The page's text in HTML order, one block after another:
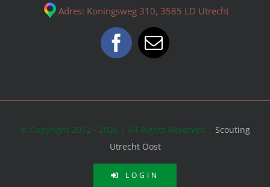
Adres: Koningsweg 310, 3585 LD Utrecht
© Copyright 2012 - 2026 | All Rights Reserved | Scouting
Utrecht Oost
LOGIN